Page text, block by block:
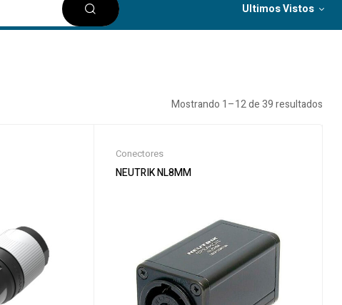
Ultimos Vistos
Mostrando 1–12 de 39 resultados
Conectores
NEUTRIK NL8MM